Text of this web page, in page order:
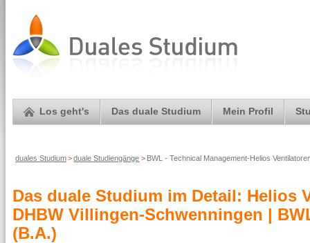
Los geht's Das duale Studium Mein Profil
duales Studium> duale Studiengänge > BWL - Technical Management-Helios
Das duale Studium im Detail: Helios
DHBW Villingen-Schwenningen |
(B.A.)